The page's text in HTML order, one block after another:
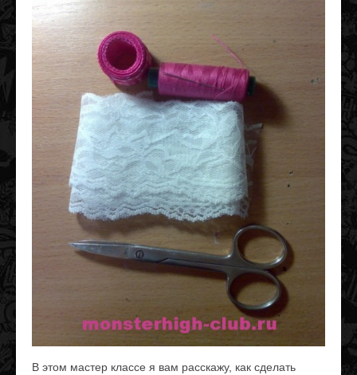
В этом мастер классе я вам расскажу, как сделать